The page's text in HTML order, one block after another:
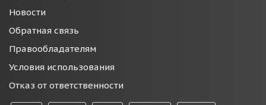
Новости
Обратная связь
Правообладателям
Условия использования
Отказ от ответственности